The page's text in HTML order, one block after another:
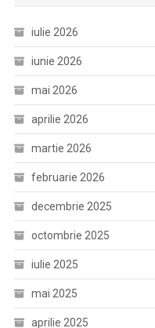
iulie 2026
iunie 2026
mai 2026
aprilie 2026
martie 2026
februarie 2026
decembrie 2025
octombrie 2025
iulie 2025
mai 2025
aprilie 2025